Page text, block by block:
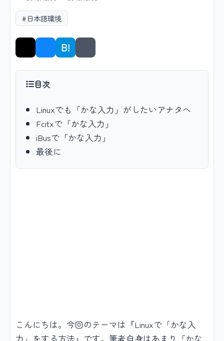
#日本語環境
B! シェア
目次
Linuxでも「かな入力」がしたいアナタへ
Fcitxで「かな入力」
iBusで「かな入力」
最後に
こんにちは。今回のテーマは『Linuxで「かな入
力」をする方法』です。筆者自身はあまり「かな